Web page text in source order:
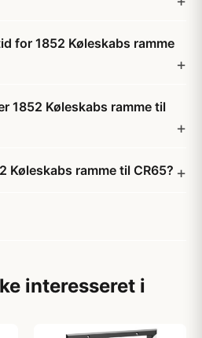
for 1852 Køleskabs ramme
1852 Køleskabs ramme til
Køleskabs ramme til CR65?
interesseret i